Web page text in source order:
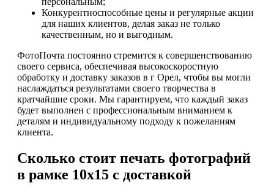
Конкурентноспособные цены и регулярные акции
для наших клиентов, делая заказ не только
качественным, но и выгодным.
ФотоПочта постоянно стремится к совершенствованию
своего сервиса, обеспечивая высокоскоростную
обработку и доставку заказов в г Орел, чтобы вы могли
наслаждаться результатами своего творчества в
кратчайшие сроки. Мы гарантируем, что каждый заказ
будет выполнен с профессиональным вниманием к
деталям и индивидуальному подходу к пожеланиям
клиента.
Сколько стоит печать фотографий
в рамке 10х15 с доставкой